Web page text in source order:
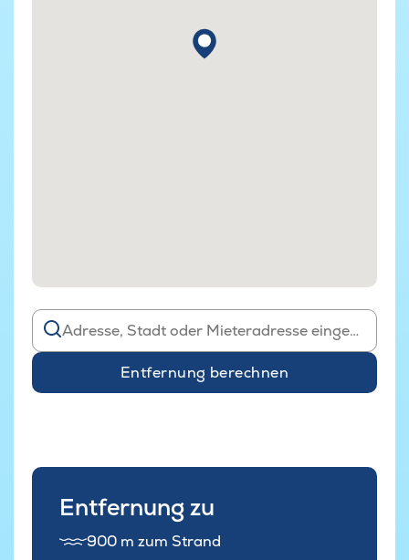
Entfernung berechnen
Entfernung zu
900 m zum Strand